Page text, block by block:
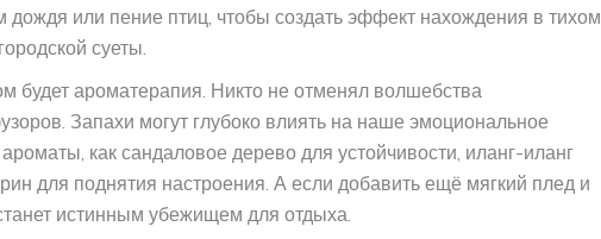
или пение птиц, чтобы создать эффект нахождения в тихом
суеты.
ароматерапия. Никто не отменял волшебства
Запахи могут глубоко влиять на наше эмоциональное
как сандаловое дерево для устойчивости, иланг-иланг
для поднятия настроения. А если добавить ещё мягкий плед и
истинным убежищем для отдыха.